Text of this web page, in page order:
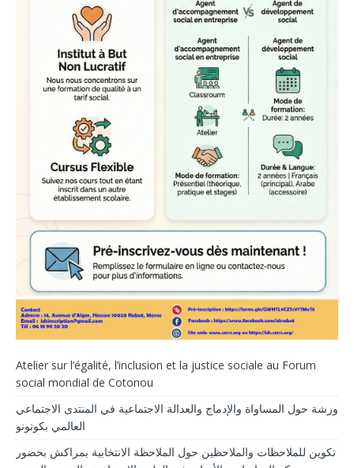
Atelier sur l’égalité, l’inclusion et la justice sociale au Forum
social mondial de Cotonou
ورشة حول المساواة والإدماج والعدالة الاجتماعية في المنتدى الاجتماعي
العالمي بكوتونو
تكوين للملاحظات والملاحظين حول الملاحظة الانتخابية بمراكش بحضور